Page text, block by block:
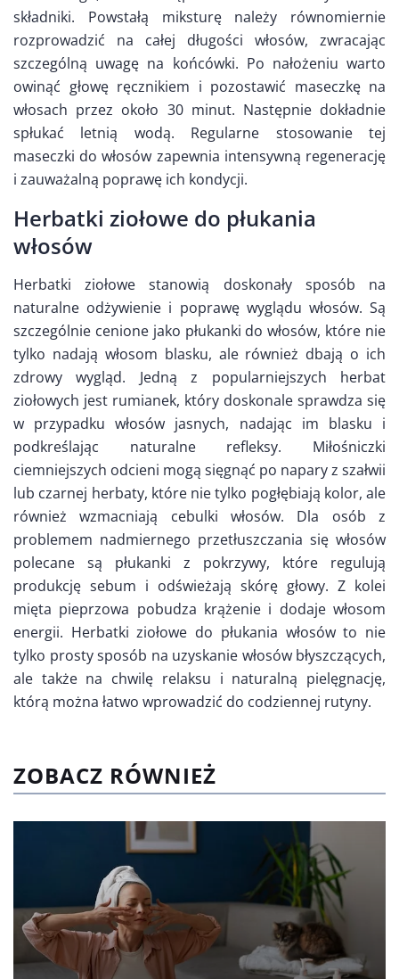
składniki. Powstałą miksturę należy równomiernie
rozprowadzić na całej długości włosów, zwracając
szczególną uwagę na końcówki. Po nałożeniu warto
owinąć głowę ręcznikiem i pozostawić maseczkę na
włosach przez około 30 minut. Następnie dokładnie
spłukać letnią wodą. Regularne stosowanie tej
maseczki do włosów zapewnia intensywną regenerację
i zauważalną poprawę ich kondycji.
Herbatki ziołowe do płukania
włosów
Herbatki ziołowe stanowią doskonały sposób na
naturalne odżywienie i poprawę wyglądu włosów. Są
szczególnie cenione jako płukanki do włosów, które nie
tylko nadają włosom blasku, ale również dbają o ich
zdrowy wygląd. Jedną z popularniejszych herbat
ziołowych jest rumianek, który doskonale sprawdza się
w przypadku włosów jasnych, nadając im blasku i
podkreślając naturalne refleksy. Miłośniczki
ciemniejszych odcieni mogą sięgnąć po napary z szałwii
lub czarnej herbaty, które nie tylko pogłębiają kolor, ale
również wzmacniają cebulki włosów. Dla osób z
problemem nadmiernego przetłuszczania się włosów
polecane są płukanki z pokrzywy, które regulują
produkcję sebum i odświeżają skórę głowy. Z kolei
mięta pieprzowa pobudza krążenie i dodaje włosom
energii. Herbatki ziołowe do płukania włosów to nie
tylko prosty sposób na uzyskanie włosów błyszczących,
ale także na chwilę relaksu i naturalną pielęgnację,
którą można łatwo wprowadzić do codziennej rutyny.
ZOBACZ RÓWNIEŻ